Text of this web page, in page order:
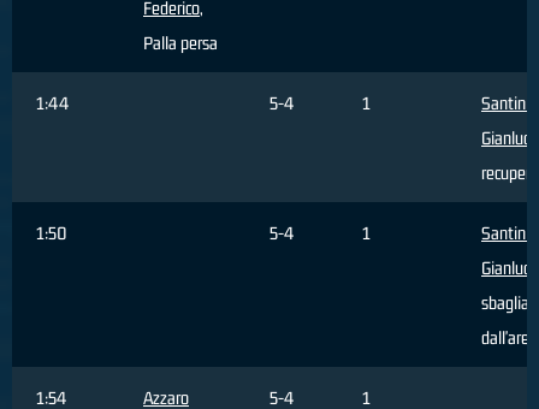
Federico,
Palla persa
1:44 5-4 1
Santini
Gianluca
1:50 5-4 1
Santini
Gianluca
dall'area
1:54
Azzaro
5-4 1